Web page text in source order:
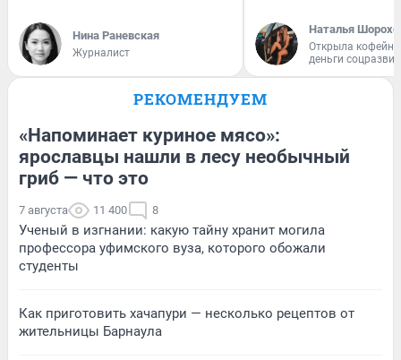
Нина Раневская
Журналист
Наталья
Открыла
деньги
РЕКОМЕНДУЕМ
«Напоминает куриное мясо»:
ярославцы нашли в лесу необычный
гриб — что это
7 августа 11 400 8
Ученый в изгнании: какую тайну хранит могила
профессора уфимского вуза, которого обожали
студенты
Как приготовить хачапури — несколько рецептов от
жительницы Барнаула